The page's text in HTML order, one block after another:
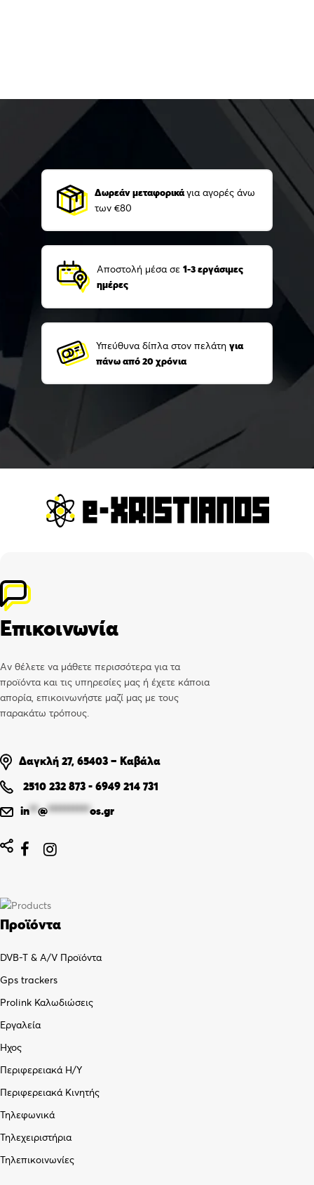
Δωρεάν μεταφορικάγια αγορές άνω
των €80
Αποστολή μέσα σε 1-3 εργάσιμες
ημέρες
Υπεύθυνα δίπλα στον πελάτη για
πάνω από 20 χρόνια
Επικοινωνία
Αν θέλετε να μάθετε περισσότερα για τα
προϊόντα και τις υπηρεσίες μας ή έχετε κάποια
απορία, επικοινωνήστε μαζί μας με τους
παρακάτω τρόπους.
Δαγκλή 27, 65403 – Καβάλα
2510 232 873 - 6949 214 731
in**@**********os.gr
 
Προϊόντα
DVB-T & A/V Προϊόντα
Gps trackers
Prolink Καλωδιώσεις
Εργαλεία
Ήχος
Περιφερειακά Η/Υ
Περιφερειακά Κινητής
Τηλεφωνικά
Τηλεχειριστήρια
Τηλεπικοινωνίες